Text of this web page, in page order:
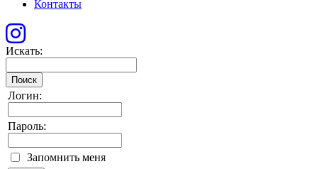
Контакты
Искать:
Поиск
Логин:
Пароль:
Запомнить меня